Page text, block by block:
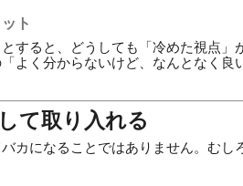
ト
すると、どうしても「冷めた視点
よく分からないけど、なんとなく
て取り入れる
カになることではありません。む